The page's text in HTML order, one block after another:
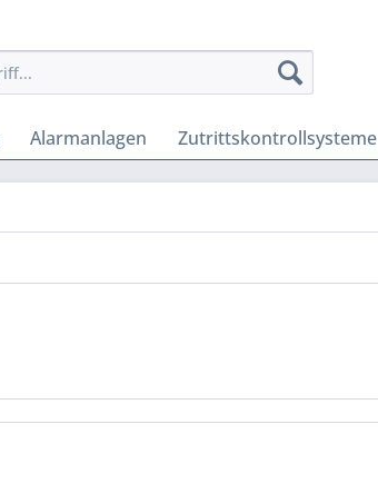
Alarmanlagen Zutrittskontrollsysteme